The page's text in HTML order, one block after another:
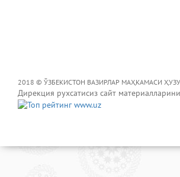
2018 © ЎЗБЕКИСТОН ВАЗИРЛАР МАҲКАМАСИ
Дирекция рухсатисиз сайт